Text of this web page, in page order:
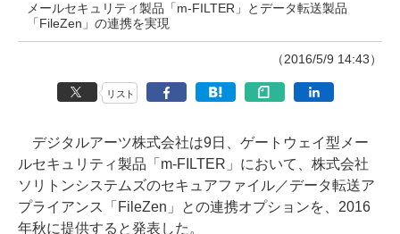
メールセキュリティ製品「m-FILTER」とデータ転送製品
「FileZen」の連携を実現
（2016/5/9 14:43）
リスト
デジタルアーツ株式会社は9日、ゲートウェイ型メー
ルセキュリティ製品「m-FILTER」において、株式会社
ソリトンシステムズのセキュアファイル／データ転送ア
プライアンス「FileZen」との連携オプションを、2016
年秋に提供すると発表した。